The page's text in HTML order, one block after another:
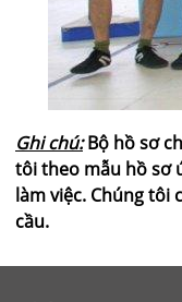
Ghi chú:Bộ hồ sơ
tôi theo mẫu hồ sơ
làm việc. Chúng tôi
cầu.